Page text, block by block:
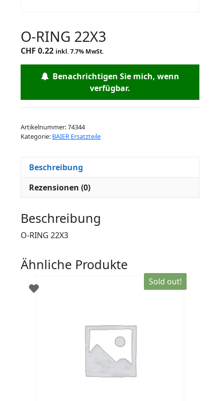
O-RING 22X3
CHF 0.22 inkl. 7.7% MwSt.
Benachrichtigen Sie mich, wenn
verfügbar.
Artikelnummer:74344
Kategorie: BAIER Ersatzteile
Beschreibung
Rezensionen (0)
Beschreibung
O-RING 22X3
Ähnliche Produkte
Sold out!